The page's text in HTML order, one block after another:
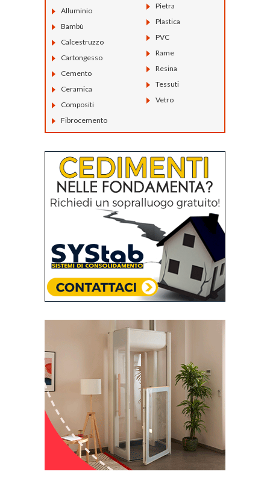
Alluminio
Bambù
Calcestruzzo
Cartongesso
Cemento
Ceramica
Compositi
Fibrocemento
Pietra
Plastica
PVC
Rame
Resina
Tessuti
Vetro